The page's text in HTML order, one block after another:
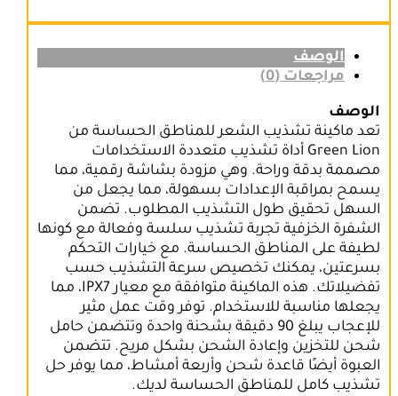
Trimmer
600mAh
الوصف
مراجعات (0)
الوصف
تعد ماكينة تشذيب الشعر للمناطق الحساسة من
Green Lion أداة تشذيب متعددة الاستخدامات
مصممة بدقة وراحة. وهي مزودة بشاشة رقمية، مما
يسمح بمراقبة الإعدادات بسهولة، مما يجعل من
السهل تحقيق طول التشذيب المطلوب. تضمن
الشفرة الخزفية تجربة تشذيب سلسة وفعالة مع كونها
لطيفة على المناطق الحساسة. مع خيارات التحكم
بسرعتين، يمكنك تخصيص سرعة التشذيب حسب
تفضيلاتك. هذه الماكينة متوافقة مع معيار IPX7، مما
يجعلها مناسبة للاستخدام. توفر وقت عمل مثير
للإعجاب يبلغ 90 دقيقة بشحنة واحدة وتتضمن حامل
شحن للتخزين وإعادة الشحن بشكل مريح. تتضمن
العبوة أيضًا قاعدة شحن وأربعة أمشاط، مما يوفر حل
تشذيب كامل للمناطق الحساسة لديك.